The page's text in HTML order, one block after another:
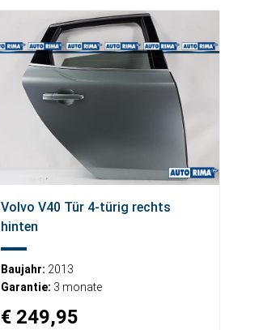
Volvo V40 Tür 4-türig rechts
hinten
Baujahr: 2013
Garantie: 3 monate
€ 249,95